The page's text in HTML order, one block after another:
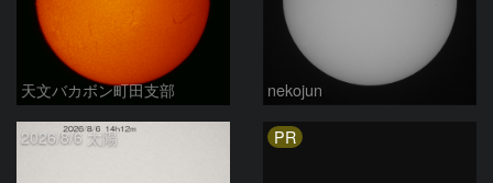
天文バカボン町田支部 nekojun
2026/8/6 太陽 PR